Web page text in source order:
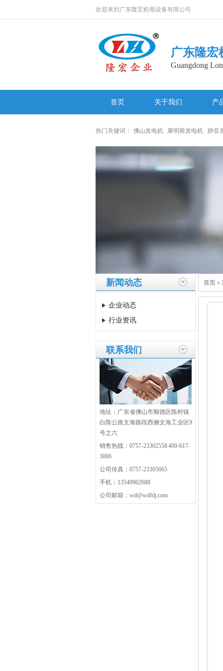
欢迎来到广东隆宏机电设备有限公司
广东隆宏
Guangdong
首页 关于我们 产
网站地图
热门关键词： 佛山发电机 康明斯发电机 静音
新闻动态
企业动态
行业资讯
联系我们
地址：广东省佛山市顺德区陈村镇
白陈公路文海路段西侧文海工业区9
号之六
销售热线：0757-23302558 400-617-
3066
公司传真：0757-23305665
手机：13549962688
公司邮箱：wd@wdfdj.com
首页 »